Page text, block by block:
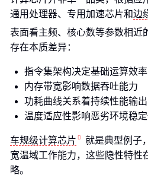
通用处理器、专用加速芯片和边
表面看主频、核心数等参数相近
存在本质差异：
指令集架构决定基础运算效率
内存带宽影响数据吞吐能力
功耗曲线关系着持续性能输出
温度适应性影响恶劣环境稳
车规级计算芯片
就是典型例子
宽温域工作能力，这些隐性特性
略。